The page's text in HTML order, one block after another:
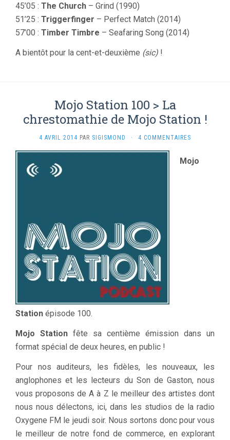
45’05 : The Church – Grind (1990)
51’25 : Triggerfinger – Perfect Match (2014)
57’00 : Timber Timbre – Seafaring Song (2014)
A bientôt pour la cent-et-deuxième (sic) !
Mojo Station 100 > La
chrestomathie de Mojo Station !
4 AVRIL 2014 PAR SIGISMOND · 4 COMMENTAIRES
Mojo
Station épisode 100.
Mojo Station fête sa centième émission dans un
format spécial de deux heures, en public !
Pour nos auditeurs, les fidèles, les nouveaux, les
anglophones et les lecteurs du Son de Gaston, nous
vous proposons de A à Z le meilleur des artistes dont
nous nous délectons, ici, dans les studios de la radio
Oxygene FM le jeudi soir. Nous sortons donc pour vous
le meilleur de notre fond de commerce, en explorant